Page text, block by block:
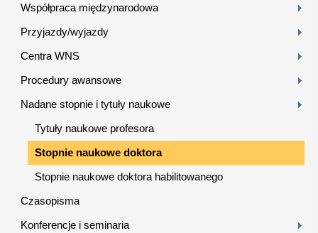
Współpraca międzynarodowa
Przyjazdy/wyjazdy
Centra WNS
Procedury awansowe
Nadane stopnie i tytuły naukowe
Tytuły naukowe profesora
Stopnie naukowe doktora
Stopnie naukowe doktora habilitowanego
Czasopisma
Konferencje i seminaria